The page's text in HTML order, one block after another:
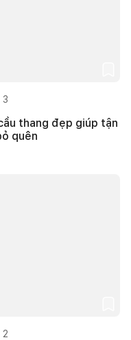
3
thang đẹp giúp tận
quên
2